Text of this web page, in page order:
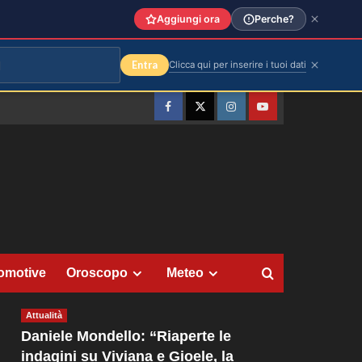
FacebookTwitterInstagramYouTube
Oroscopo Meteo
Attualità
Daniele Mondello: “Riaperte le
indagini su Viviana e Gioele, la
Aggiungi ora Perche?
Entra Clicca qui per inserire i tuoi dati